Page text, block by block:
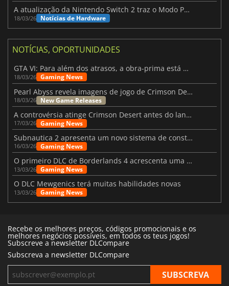
A atualização da Nintendo Switch 2 traz o Modo Portátil aos jogos mais antigos da Switch
18/03/26 Notícias de Hardware
NOTÍCIAS, OPORTUNIDADES
GTA VI: Para além dos atrasos, a obra-prima está quase a chegar
18/03/26 Gaming News
Pearl Abyss revela imagens de jogo de Crimson Desert para a PS5
18/03/26 New Game Releases
A controvérsia atinge Crimson Desert antes do lançamento
17/03/26 Gaming News
Subnautica 2 apresenta um novo sistema de construção de bases
16/03/26 Gaming News
O primeiro DLC de Borderlands 4 acrescenta uma nova personagem e muito mais
13/03/26 Gaming News
O DLC Mewgenics terá muitas habilidades novas
13/03/26 Gaming News
Recebe os melhores preços, códigos promocionais e os
melhores negócios possíveis, em todos os teus jogos!
Subscreve a newsletter DLCompare
Subscreva a newsletter DLCompare